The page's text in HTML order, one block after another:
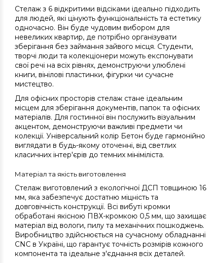
Стелаж з 6 відкритими відсіками ідеально підходить
для людей, які цінують функціональність та естетику
одночасно. Він буде чудовим вибором для
невеликих квартир, де потрібно організувати
зберігання без займання зайвого місця. Студенти,
творчі люди та колекціонери можуть експонувати
свої речі на всіх рівнях, демонструючи улюблені
книги, вінілові пластинки, фігурки чи сучасне
мистецтво.
Для офісних просторів стелаж стане ідеальним
місцем для зберігання документів, папок та офісних
матеріалів. Для гостинної він послужить візуальним
акцентом, демонструючи важливі предмети чи
колекції. Універсальний колір Бетон буде гармонійно
виглядати в будь-якому оточенні, від светлих
класичних інтер'єрів до темних мініміліста.
Матеріал та якість виготовлення
Стелаж виготовлений з екологічної ДСП товщиною 16
мм, яка забезпечує достатню міцність та
довговічність конструкції. Всі вибуті кромки
обработані якісною ПВХ-кромкою 0,5 мм, що захищає
матеріал від вологи, пилу та механічних пошкоджень.
Виробництво здійснюється на сучасному обладнанні
CNC в Україні, що гарантує точність розмірів кожного
компонента та ідеальне з'єднання всіх деталей.